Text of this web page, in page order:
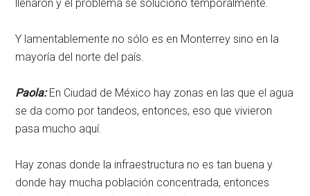
llenaron y el problema se solucionó temporalmente.
Y lamentablemente no sólo es en Monterrey sino en la
mayoría del norte del país.
Paola:En Ciudad de México hay zonas en las que el agua
se da como por tandeos, entonces, eso que vivieron
pasa mucho aquí.
Hay zonas donde la infraestructura no es tan buena y
donde hay mucha población concentrada, entonces